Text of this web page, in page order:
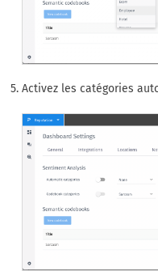
Activez les catégories